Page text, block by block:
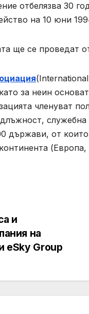
отбелязва 30
на 10 юни
ще се проведат
за неин
членуват
държави, от
и
на
eSky Group